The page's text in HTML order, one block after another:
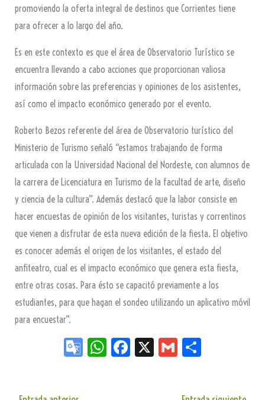
promoviendo la oferta integral de destinos que Corrientes tiene
para ofrecer a lo largo del año.
Es en este contexto es que el área de Observatorio Turístico se
encuentra llevando a cabo acciones que proporcionan valiosa
información sobre las preferencias y opiniones de los asistentes,
así como el impacto económico generado por el evento.
Roberto Bezos referente del área de Observatorio turístico del
Ministerio de Turismo señaló “estamos trabajando de forma
articulada con la Universidad Nacional del Nordeste, con alumnos de
la carrera de Licenciatura en Turismo de la facultad de arte, diseño
y ciencia de la cultura”. Además destacó que la labor consiste en
hacer encuestas de opinión de los visitantes, turistas y correntinos
que vienen a disfrutar de esta nueva edición de la fiesta. El objetivo
es conocer además el origen de los visitantes, el estado del
anfiteatro, cual es el impacto económico que genera esta fiesta,
entre otras cosas. Para ésto se capacitó previamente a los
estudiantes, para que hagan el sondeo utilizando un aplicativo móvil
para encuestar”.
Go W
Fa
X
G